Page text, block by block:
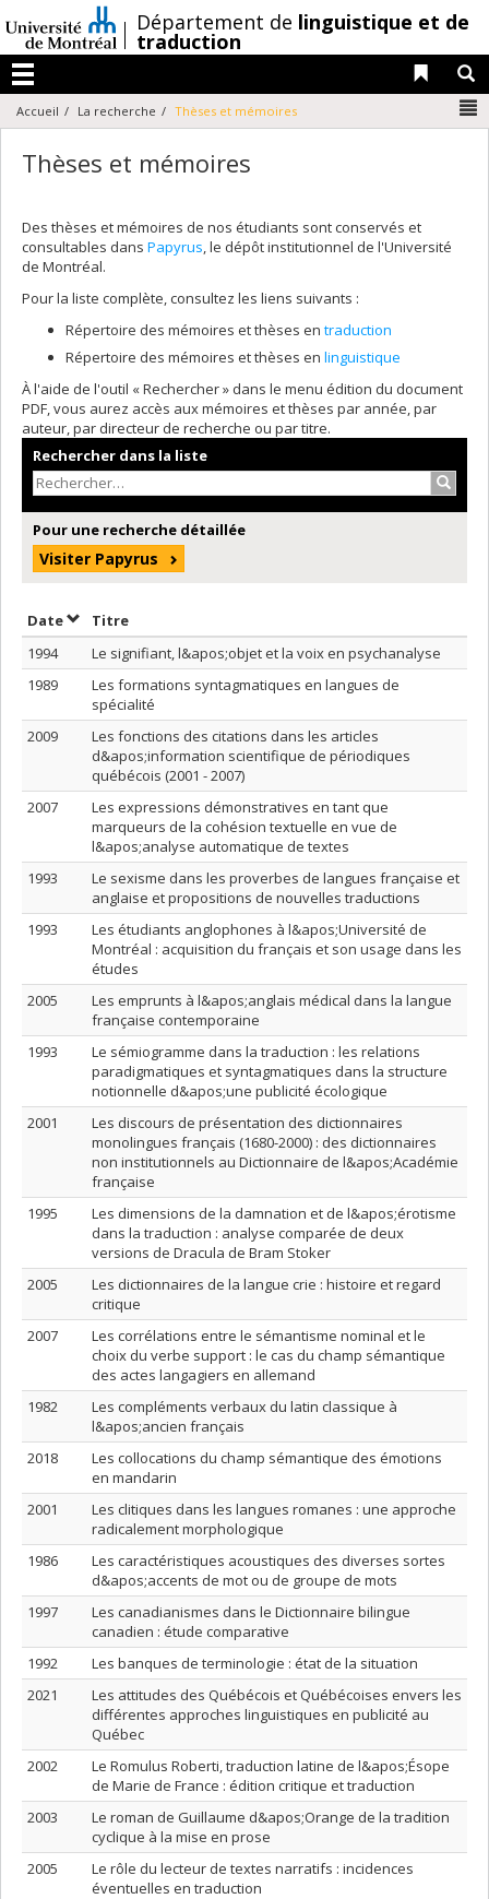
au
contenu
/Département de linguistique et de
traduction
Menu
Liens
Accueil La recherche Thèses et mémoires
Thèses et mémoires
Des thèses et mémoires de nos étudiants sont conservés et
consultables dans Papyrus, le dépôt institutionnel de l'Université
de Montréal.
Pour la liste complète, consultez les liens suivants :
Répertoire des mémoires et thèses en traduction
Répertoire des mémoires et thèses en linguistique
À l'aide de l'outil « Rechercher » dans le menu édition du document
PDF, vous aurez accès aux mémoires et thèses par année, par
auteur, par directeur de recherche ou par titre.
Rechercher dans la liste
Pour une recherche détaillée
Visiter Papyrus
DateTrier par date en ordre décroissant
Titre
1994
Le signifiant, l&apos;objet et la voix en psychanalyse
1989
Les formations syntagmatiques en langues de
spécialité
2009
Les fonctions des citations dans les articles
d&apos;information scientifique de périodiques
québécois (2001 - 2007)
2007
Les expressions démonstratives en tant que
marqueurs de la cohésion textuelle en vue de
l&apos;analyse automatique de textes
1993
Le sexisme dans les proverbes de langues française et
anglaise et propositions de nouvelles traductions
1993
Les étudiants anglophones à l&apos;Université de
Montréal : acquisition du français et son usage dans les
études
2005
Les emprunts à l&apos;anglais médical dans la langue
française contemporaine
1993
Le sémiogramme dans la traduction : les relations
paradigmatiques et syntagmatiques dans la structure
notionnelle d&apos;une publicité écologique
2001
Les discours de présentation des dictionnaires
monolingues français (1680-2000) : des dictionnaires
non institutionnels au Dictionnaire de l&apos;Académie
française
1995
Les dimensions de la damnation et de l&apos;érotisme
dans la traduction : analyse comparée de deux
versions de Dracula de Bram Stoker
2005
Les dictionnaires de la langue crie : histoire et regard
critique
2007
Les corrélations entre le sémantisme nominal et le
choix du verbe support : le cas du champ sémantique
des actes langagiers en allemand
1982
Les compléments verbaux du latin classique à
l&apos;ancien français
2018
Les collocations du champ sémantique des émotions
en mandarin
2001
Les clitiques dans les langues romanes : une approche
radicalement morphologique
1986
Les caractéristiques acoustiques des diverses sortes
d&apos;accents de mot ou de groupe de mots
1997
Les canadianismes dans le Dictionnaire bilingue
canadien : étude comparative
1992
Les banques de terminologie : état de la situation
2021
Les attitudes des Québécois et Québécoises envers les
différentes approches linguistiques en publicité au
Québec
2002
Le Romulus Roberti, traduction latine de l&apos;Ésope
de Marie de France : édition critique et traduction
2003
Le roman de Guillaume d&apos;Orange de la tradition
cyclique à la mise en prose
2005
Le rôle du lecteur de textes narratifs : incidences
éventuelles en traduction